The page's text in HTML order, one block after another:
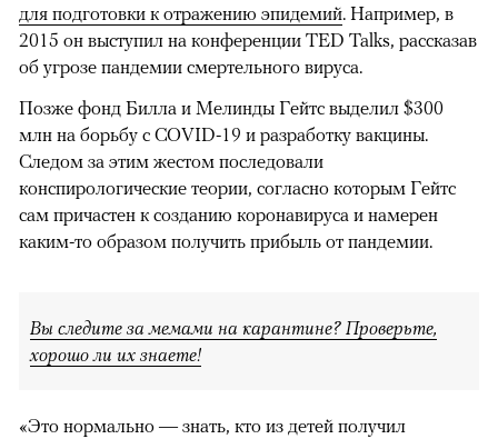
для подготовки к отражению эпидемий. Например, в
2015 он выступил на конференции TED Talks, рассказав
об угрозе пандемии смертельного вируса.
Позже фонд Билла и Мелинды Гейтс выделил $300
млн на борьбу с COVID-19 и разработку вакцины.
Следом за этим жестом последовали
конспирологические теории, согласно которым Гейтс
сам причастен к созданию коронавируса и намерен
каким-то образом получить прибыль от пандемии.
Вы следите за мемами на карантине? Проверьте,
хорошо ли их знаете!
«Это нормально — знать, кто из детей получил